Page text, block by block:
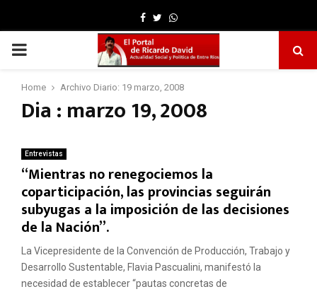
Facebook
TwitterWhatsapp
PRIMARY
MENU
Home Archivo Diario: 19 marzo, 2008
Dia : marzo 19, 2008
Entrevistas
“Mientras no renegociemos la
coparticipación, las provincias seguirán
subyugas a la imposición de las decisiones
de la Nación”.
La Vicepresidente de la Convención de Producción, Trabajo y
Desarrollo Sustentable, Flavia Pascualini, manifestó la
necesidad de establecer “pautas concretas de